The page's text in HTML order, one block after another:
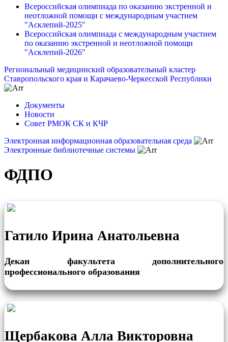
Всероссийская олимпиада по оказанию экстренной и
неотложной помощи с международным участием
"Асклепий-2025"
Всероссийская олимпиада с международным участием
по оказанию экстренной и неотложной помощи
"Асклепий-2026"
Региональный медицинский образовательный кластер
Ставропольского края и Карачаево-Черкесской Республики
Документы
Новости
Совет РМОК СК и КЧР
Электронная информационная образовательная среда
Электронные библиотечные системы
ФДПО
Гатило Ирина Анатольевна
Декан факультета дополнительного
профессионального образования
Щербакова Алла Викторовна